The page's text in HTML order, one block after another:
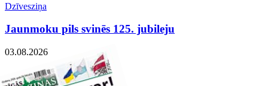
Dzīvesziņa
Jaunmoku pils svinēs 125. jubileju
03.08.2026